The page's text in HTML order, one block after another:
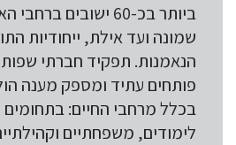
ביותר בכ-60 ישובים
שמונה ועד אילת, ייחודיות
הנאמנות. תפקיד חברתי
פותחים עתיד ומספק מענה
בכלל מרחבי החיים:בתחומים
לימודים, משפחתיים